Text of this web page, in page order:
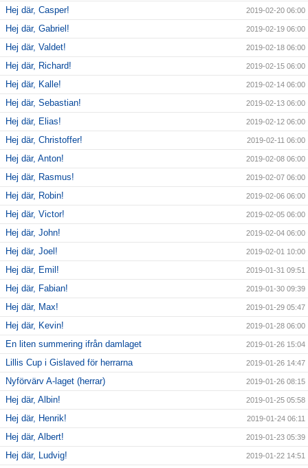
Hej där, Casper! 2019-02-20 06:00
Hej där, Gabriel! 2019-02-19 06:00
Hej där, Valdet! 2019-02-18 06:00
Hej där, Richard! 2019-02-15 06:00
Hej där, Kalle! 2019-02-14 06:00
Hej där, Sebastian! 2019-02-13 06:00
Hej där, Elias! 2019-02-12 06:00
Hej där, Christoffer! 2019-02-11 06:00
Hej där, Anton! 2019-02-08 06:00
Hej där, Rasmus! 2019-02-07 06:00
Hej där, Robin! 2019-02-06 06:00
Hej där, Victor! 2019-02-05 06:00
Hej där, John! 2019-02-04 06:00
Hej där, Joel! 2019-02-01 10:00
Hej där, Emil! 2019-01-31 09:51
Hej där, Fabian! 2019-01-30 09:39
Hej där, Max! 2019-01-29 05:47
Hej där, Kevin! 2019-01-28 06:00
En liten summering ifrån damlaget 2019-01-26 15:04
Lillis Cup i Gislaved för herrarna 2019-01-26 14:47
Nyförvärv A-laget (herrar) 2019-01-26 08:15
Hej där, Albin! 2019-01-25 05:58
Hej där, Henrik! 2019-01-24 06:11
Hej där, Albert! 2019-01-23 05:39
Hej där, Ludvig! 2019-01-22 14:51